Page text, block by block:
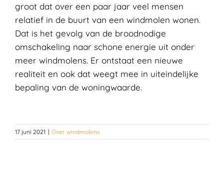
groot dat over een paar jaar veel mensen
relatief in de buurt van een windmolen wonen.
Dat is het gevolg van de broodnodige
omschakeling naar schone energie uit onder
meer windmolens. Er ontstaat een nieuwe
realiteit en ook dat weegt mee in uiteindelijke
bepaling van de woningwaarde.
17 juni 2021 | Over windmolens